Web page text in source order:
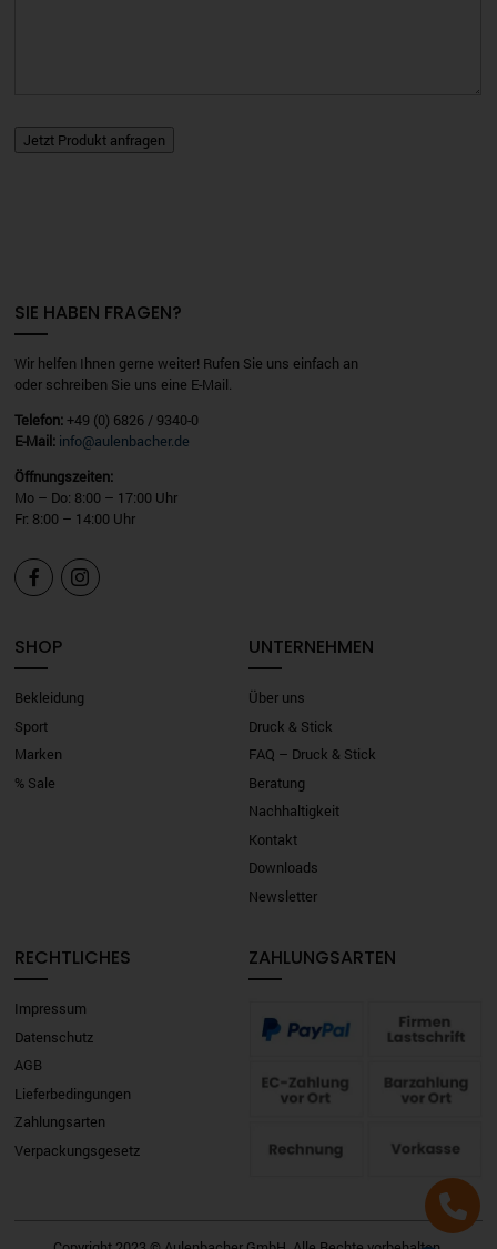
Jetzt Produkt anfragen
n
t
i
v
e
:
SIE HABEN FRAGEN?
Wir helfen Ihnen gerne weiter! Rufen Sie uns einfach an
oder schreiben Sie uns eine E-Mail.
Telefon:+49 (0) 6826 / 9340-0
E-Mail: info@aulenbacher.de
Öffnungszeiten:
Mo – Do: 8:00 – 17:00 Uhr
Fr: 8:00 – 14:00 Uhr
 
SHOP
Bekleidung
Sport
Marken
% Sale
UNTERNEHMEN
Über uns
Druck & Stick
FAQ – Druck & Stick
Beratung
Nachhaltigkeit
Kontakt
Downloads
Newsletter
RECHTLICHES
Impressum
Datenschutz
AGB
Lieferbedingungen
Zahlungsarten
Verpackungsgesetz
ZAHLUNGSARTEN